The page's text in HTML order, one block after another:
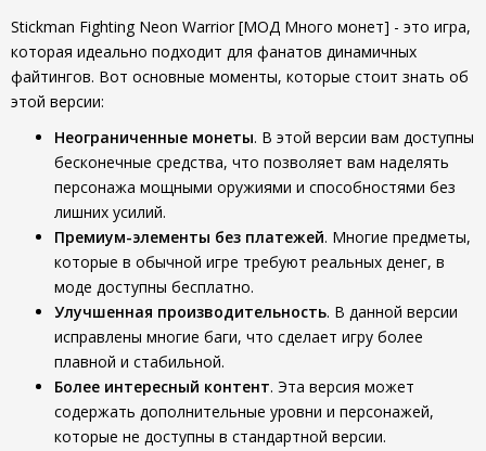
Stickman Fighting Neon Warrior [МОД Много монет] - это игра,
которая идеально подходит для фанатов динамичных
файтингов. Вот основные моменты, которые стоит знать об
этой версии:
Неограниченные монеты. В этой версии вам доступны
бесконечные средства, что позволяет вам наделять
персонажа мощными оружиями и способностями без
лишних усилий.
Премиум-элементы без платежей. Многие предметы,
которые в обычной игре требуют реальных денег, в
моде доступны бесплатно.
Улучшенная производительность. В данной версии
исправлены многие баги, что сделает игру более
плавной и стабильной.
Более интересный контент. Эта версия может
содержать дополнительные уровни и персонажей,
которые не доступны в стандартной версии.